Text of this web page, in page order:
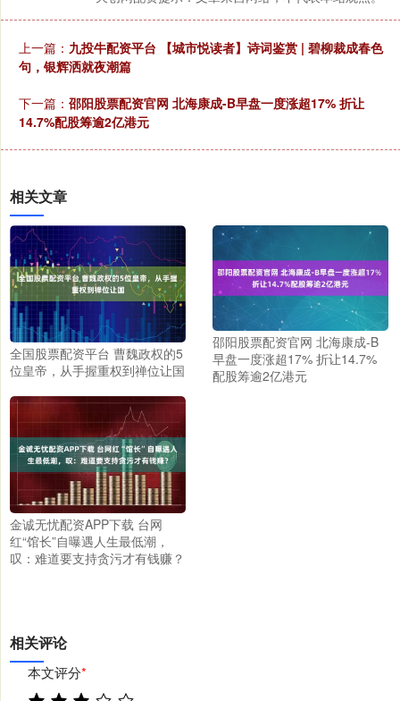
上一篇： 九投牛配资平台 【城市悦读者】诗词鉴赏 | 碧柳裁成春色
句，银辉洒就夜潮篇
下一篇： 邵阳股票配资官网 北海康成-B早盘一度涨超17% 折让
14.7%配股筹逾2亿港元
相关文章
全国股票配资平台 曹魏政权的5
位皇帝，从手握重权到禅位让国
邵阳股票配资官网 北海康成-B
早盘一度涨超17% 折让14.7%
配股筹逾2亿港元
金诚无忧配资APP下载 台网
红“馆长”自曝遇人生最低潮，
叹：难道要支持贪污才有钱赚？
相关评论
本文评分*